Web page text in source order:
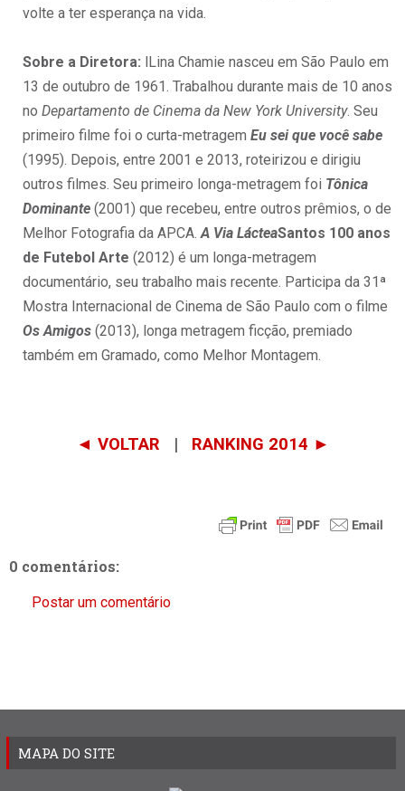
volte a ter esperança na vida.
Sobre a Diretora: lLina Chamie nasceu em São Paulo em
13 de outubro de 1961. Trabalhou durante mais de 10 anos
no Departamento de Cinema da New York University. Seu
primeiro filme foi o curta-metragem Eu sei que você sabe
(1995). Depois, entre 2001 e 2013, roteirizou e dirigiu
outros filmes. Seu primeiro longa-metragem foi Tônica
Dominante (2001) que recebeu, entre outros prêmios, o de
Melhor Fotografia da APCA.A Via LácteaSantos 100 anos
de Futebol Arte (2012) é um longa-metragem
documentário, seu trabalho mais recente. Participa da 31ª
Mostra Internacional de Cinema de São Paulo com o filme
Os Amigos (2013), longa metragem ficção, premiado
também em Gramado, como Melhor Montagem.
◄ VOLTAR | RANKING 2014 ►
0 comentários:
Postar um comentário
MAPA DO SITE